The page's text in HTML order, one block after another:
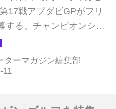
選を振り返ってみよう。
スポーツ】
17戦アブダビGPがフリ
する。チャンピオンシッ
決し、ドライバー、チー
なバトルが見られそう
終盤に向けて速さを増し
ターマガジン編集部